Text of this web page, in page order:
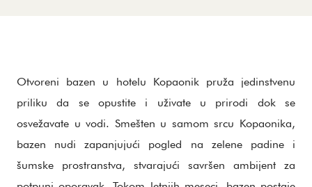
Otvoreni bazen u hotelu Kopaonik pruža jedinstvenu
priliku da se opustite i uživate u prirodi dok se
osvežavate u vodi. Smešten u samom srcu Kopaonika,
bazen nudi zapanjujući pogled na zelene padine i
šumske prostranstva, stvarajući savršen ambijent za